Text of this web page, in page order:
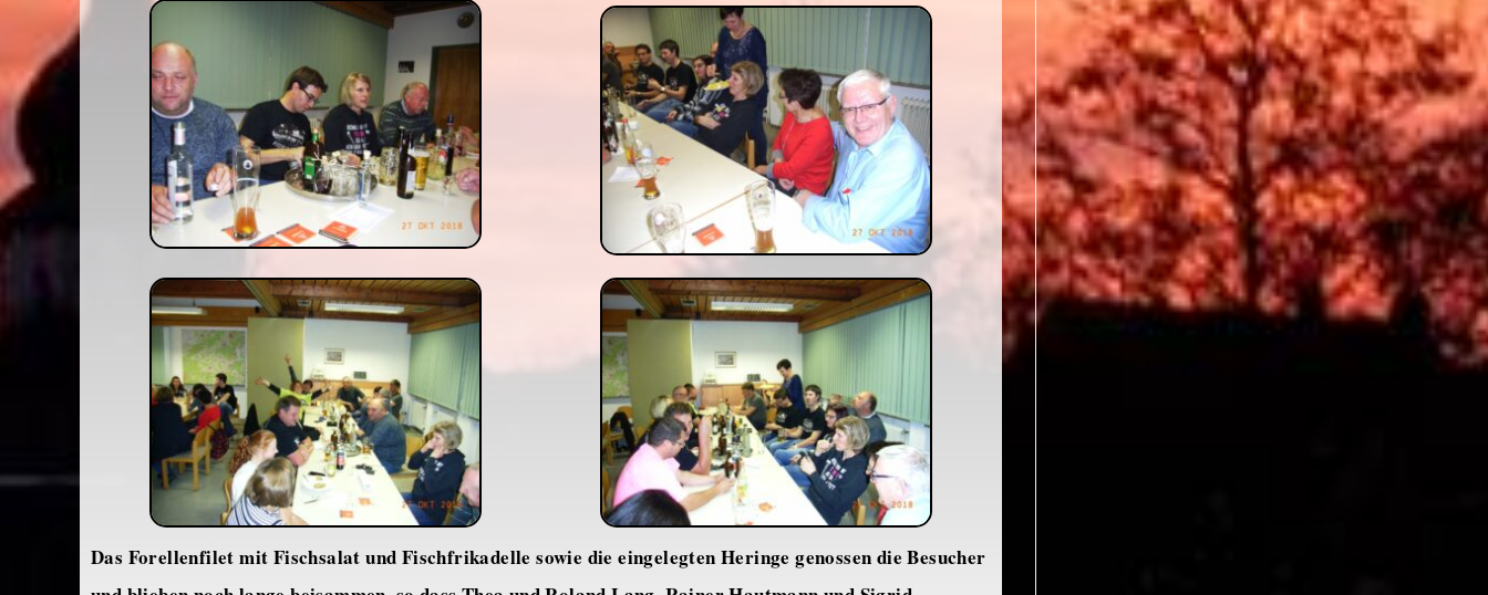
Das Forellenfilet mit Fischsalat und Fischfrikadelle sowie die eingelegten Heringe genossen die Besucher